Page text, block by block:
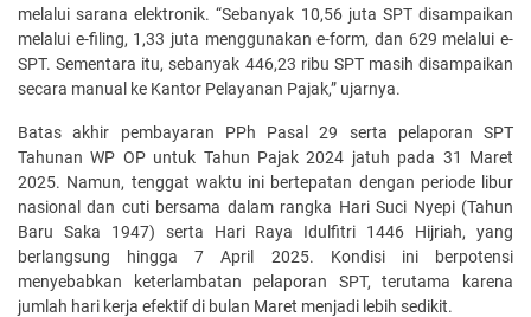
melalui sarana elektronik. “Sebanyak 10,56 juta SPT disampaikan
melalui e-filing, 1,33 juta menggunakan e-form, dan 629 melalui e-
SPT. Sementara itu, sebanyak 446,23 ribu SPT masih disampaikan
secara manual ke Kantor Pelayanan Pajak,” ujarnya.
Batas akhir pembayaran PPh Pasal 29 serta pelaporan SPT
Tahunan WP OP untuk Tahun Pajak 2024 jatuh pada 31 Maret
2025. Namun, tenggat waktu ini bertepatan dengan periode libur
nasional dan cuti bersama dalam rangka Hari Suci Nyepi (Tahun
Baru Saka 1947) serta Hari Raya Idulfitri 1446 Hijriah, yang
berlangsung hingga 7 April 2025. Kondisi ini berpotensi
menyebabkan keterlambatan pelaporan SPT, terutama karena
jumlah hari kerja efektif di bulan Maret menjadi lebih sedikit.